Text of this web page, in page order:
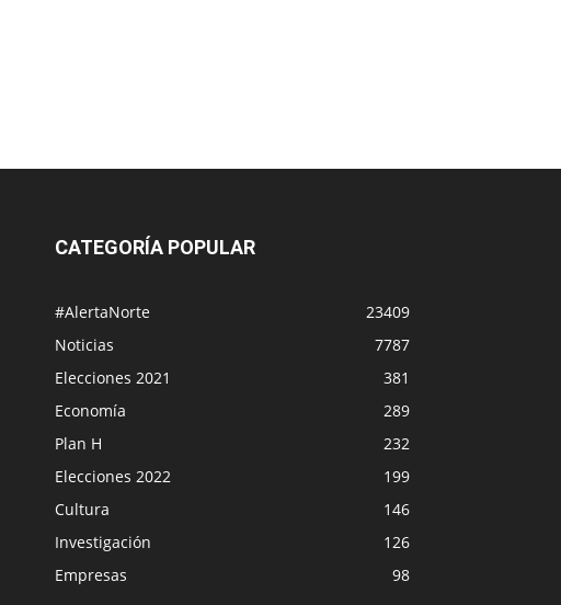
CATEGORÍA POPULAR
#AlertaNorte
23409
Noticias
7787
Elecciones 2021
381
Economía
289
Plan H
232
Elecciones 2022
199
Cultura
146
Investigación
126
Empresas
98